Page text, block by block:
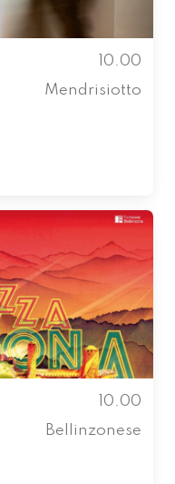
10.00
Mendrisiotto
10.00
Bellinzonese